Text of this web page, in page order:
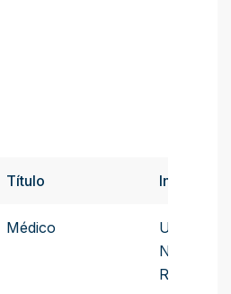
Título Instituto
Médico
Nacional
Rosario